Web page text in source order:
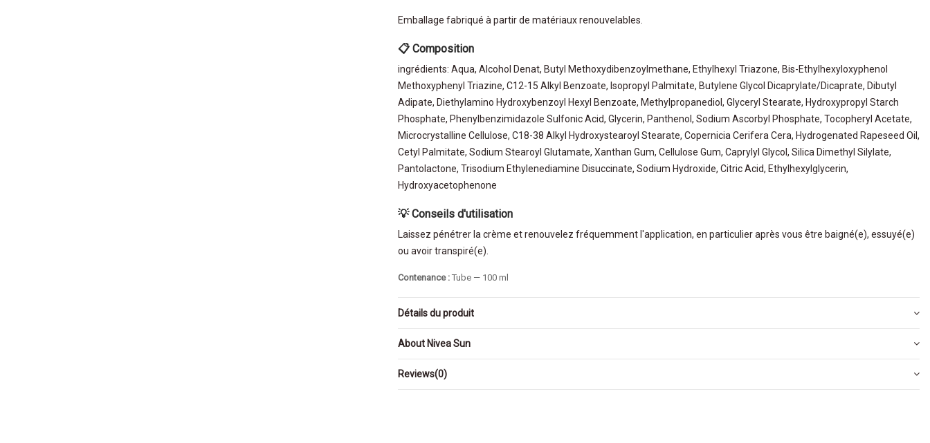
Emballage fabriqué à partir de matériaux renouvelables.
📋 Composition
ingrédients: Aqua, Alcohol Denat, Butyl Methoxydibenzoylmethane, Ethylhexyl Triazone, Bis-Ethylhexyloxyphenol
Methoxyphenyl Triazine, C12-15 Alkyl Benzoate, Isopropyl Palmitate, Butylene Glycol Dicaprylate/Dicaprate, Dibutyl
Adipate, Diethylamino Hydroxybenzoyl Hexyl Benzoate, Methylpropanediol, Glyceryl Stearate, Hydroxypropyl Starch
Phosphate, Phenylbenzimidazole Sulfonic Acid, Glycerin, Panthenol, Sodium Ascorbyl Phosphate, Tocopheryl Acetate,
Microcrystalline Cellulose, C18-38 Alkyl Hydroxystearoyl Stearate, Copernicia Cerifera Cera, Hydrogenated Rapeseed Oil,
Cetyl Palmitate, Sodium Stearoyl Glutamate, Xanthan Gum, Cellulose Gum, Caprylyl Glycol, Silica Dimethyl Silylate,
Pantolactone, Trisodium Ethylenediamine Disuccinate, Sodium Hydroxide, Citric Acid, Ethylhexylglycerin,
Hydroxyacetophenone
💡 Conseils d'utilisation
Laissez pénétrer la crème et renouvelez fréquemment l'application, en particulier après vous être baigné(e), essuyé(e)
ou avoir transpiré(e).
Contenance : Tube — 100 ml
Détails du produit
About Nivea Sun
Reviews(0)